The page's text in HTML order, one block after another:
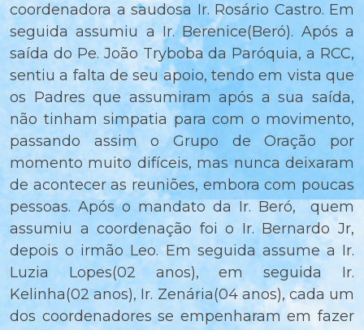
coordenadora a saudosa Ir. Rosário Castro. Em
seguida assumiu a Ir. Berenice(Beró). Após a
saída do Pe. João Tryboba da Paróquia, a RCC,
sentiu a falta de seu apoio, tendo em vista que
os Padres que assumiram após a sua saída,
não tinham simpatia para com o movimento,
passando assim o Grupo de Oração por
momento muito difíceis, mas nunca deixaram
de acontecer as reuniões, embora com poucas
pessoas. Após o mandato da Ir. Beró, quem
assumiu a coordenação foi o Ir. Bernardo Jr,
depois o irmão Leo. Em seguida assume a Ir.
Luzia Lopes(02 anos), em seguida Ir.
Kelinha(02 anos), Ir. Zenária(04 anos), cada um
dos coordenadores se empenharam em fazer